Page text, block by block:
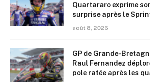
Quartararo exprime
surprise après le
août 8, 2026
GP de Grande-
Raul Fernandez
pole ratée après les